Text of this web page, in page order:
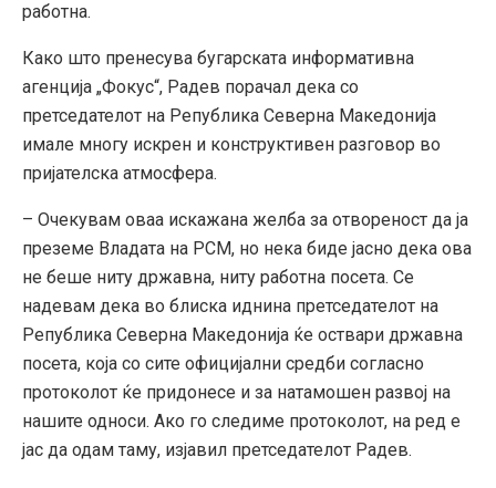
работна.
Како што пренесува бугарската информативна
агенција „Фокус“, Радев порачал дека со
претседателот на Република Северна Македонија
имале многу искрен и конструктивен разговор во
пријателска атмосфера.
– Очекувам оваа искажана желба за отвореност да ја
преземе Владата на РСМ, но нека биде јасно дека ова
не беше ниту државна, ниту работна посета. Се
надевам дека во блиска иднина претседателот на
Република Северна Македонија ќе оствари државна
посета, која со сите официјални средби согласно
протоколот ќе придонесе и за натамошен развој на
нашите односи. Ако го следиме протоколот, на ред е
јас да одам таму, изјавил претседателот Радев.